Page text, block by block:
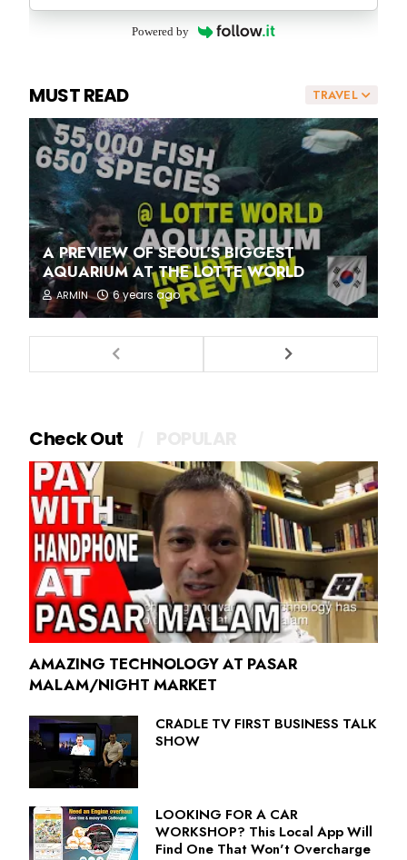
Powered by
TRAVEL
MUST READ
A PREVIEW OF SEOUL'S BIGGEST
AQUARIUM AT THE LOTTE WORLD
ARMIN 6 years ago
Check Out
AMAZING TECHNOLOGY AT PASAR
MALAM/NIGHT MARKET
CRADLE TV FIRST BUSINESS TALK
SHOW
LOOKING FOR A CAR
WORKSHOP? This Local App Will
Find One That Won't Overcharge